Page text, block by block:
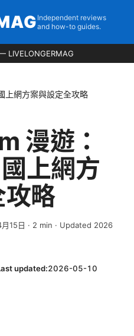
Independent reviews
and how-to guides.
LIVELONGERMAG
上網方案與設定全攻略
漫遊：
上網方
攻略
15日 · 2 min · Updated 2026
updated:2026-05-10